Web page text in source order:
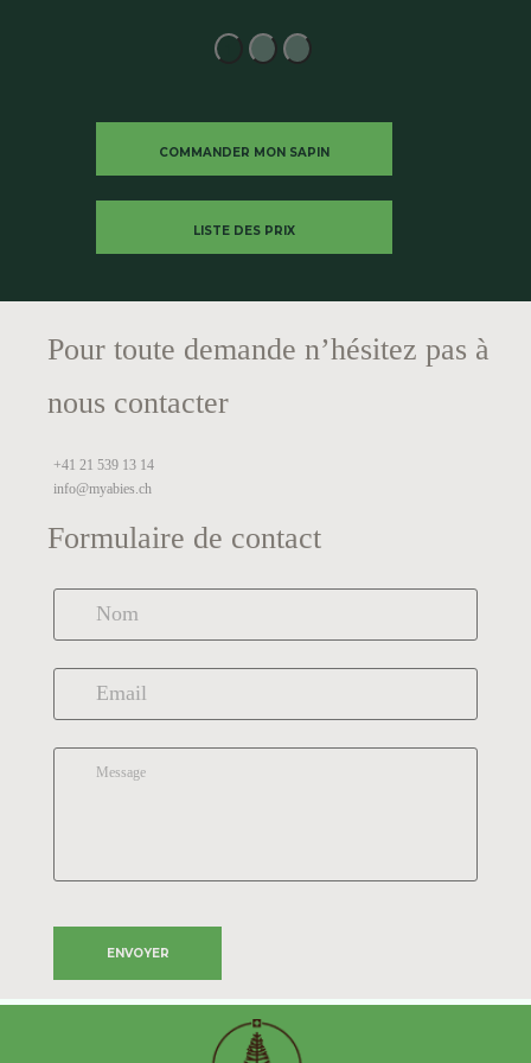
COMMANDER MON SAPIN
LISTE DES PRIX
Pour toute demande n’hésitez pas à
nous contacter
+41 21 539 13 14
info@myabies.ch
Formulaire de contact
ENVOYER